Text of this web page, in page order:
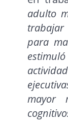
adulto
para
mayor